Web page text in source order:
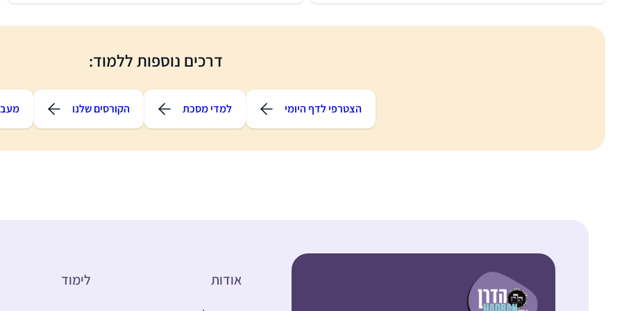
דרכים נוספות ללמוד:
הצטרפי לדף היומי למדי מסכת הקורסים שלנו
אודות לימוד